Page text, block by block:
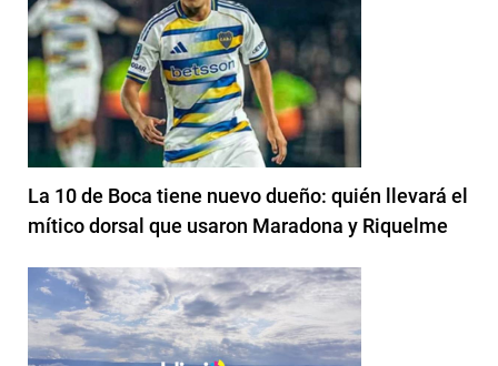
La 10 de Boca tiene nuevo dueño: quién llevará el
mítico dorsal que usaron Maradona y Riquelme